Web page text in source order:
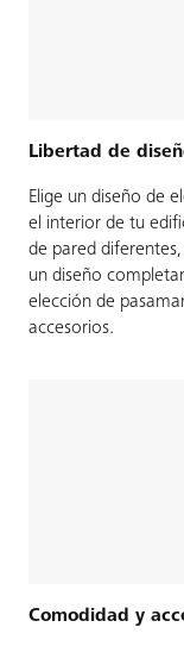
Libertad de
Elige un diseño de
el interior de tu
de pared
un diseño
elección de
accesorios.
Comodidad y